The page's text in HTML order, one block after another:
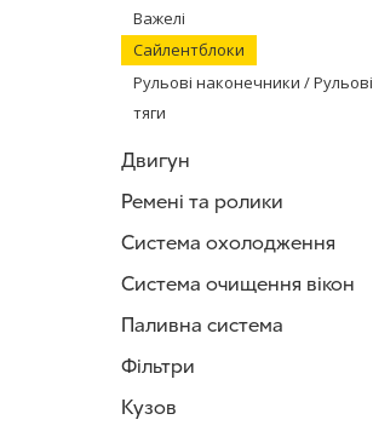
Важелі
Сайлентблоки
Рульові наконечники / Рульові
тяги
Двигун
Ремені та ролики
Система охолодження
Система очищення вікон
Паливна система
Фільтри
Кузов